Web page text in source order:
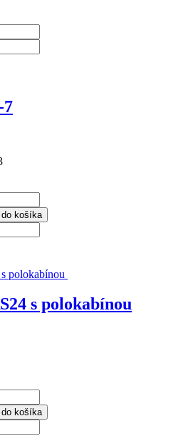
košíka
s polokabínou
košíka